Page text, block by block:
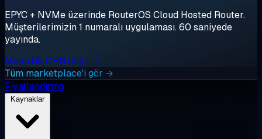
EPYC + NVMe üzerinde RouterOS Cloud Hosted Router.
Müşterilerimizin 1 numaralı uygulaması. 60 saniyede
yayında.
MikroTik CHR dağıt →
Tüm marketplace'i gör →
Fiyatlandırma
Kaynaklar